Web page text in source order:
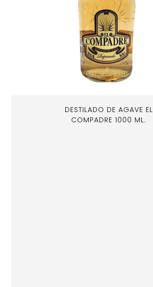
DESTILADO DE AGAVE EL
COMPADRE 1000 ML.